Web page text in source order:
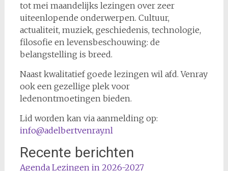
tot mei maandelijks lezingen over zeer
uiteenlopende onderwerpen. Cultuur,
actualiteit, muziek, geschiedenis, technologie,
filosofie en levensbeschouwing: de
belangstelling is breed.
Naast kwalitatief goede lezingen wil afd. Venray
ook een gezellige plek voor
ledenontmoetingen bieden.
Lid worden kan via aanmelding op:
info@adelbertvenray.nl
Recente berichten
Agenda Lezingen in 2026-2027